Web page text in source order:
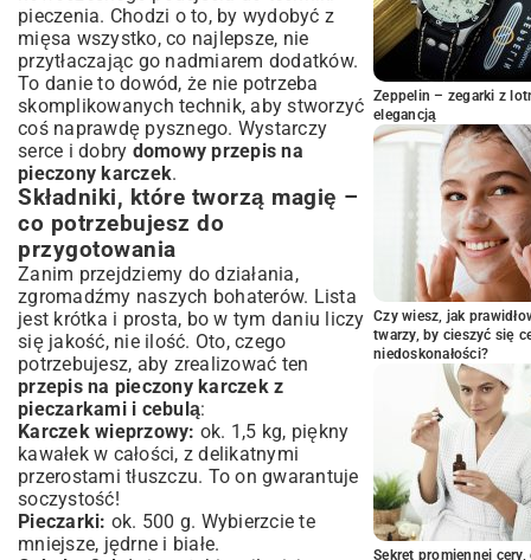
Szybkie alternatywy i opcje na specjalne
okazje
Z czym podawać pieczony karczek?
Najlepsze dodatki
Idealne ziemniaki i kasze do dania
Świeże sałatki i surówki – lekkość na
talerzu
Często zadawane pytania o pieczony
karczek
Podsumowanie – smacznego!
pieczenia. Chodzi o to, by wydobyć z
mięsa wszystko, co najlepsze, nie
przytłaczając go nadmiarem dodatków.
To danie to dowód, że nie potrzeba
skomplikowanych technik, aby stworzyć
coś naprawdę pysznego. Wystarczy
serce i dobry domowy przepis na
pieczony karczek.
Składniki, które tworzą magię –
co potrzebujesz do
przygotowania
Zanim przejdziemy do działania,
zgromadźmy naszych bohaterów. Lista
jest krótka i prosta, bo w tym daniu liczy
się jakość, nie ilość. Oto, czego
potrzebujesz, aby zrealizować ten
przepis na pieczony karczek z
pieczarkami i cebulą:
Karczek wieprzowy: ok. 1,5 kg, piękny
kawałek w całości, z delikatnymi
przerostami tłuszczu. To on gwarantuje
soczystość!
Pieczarki: ok. 500 g. Wybierzcie te
mniejsze, jędrne i białe.
Zeppelin – zegarki z
elegancją
Czy wiesz, jak
twarzy, by cieszyć się
niedoskonałości?
Sekret promiennej